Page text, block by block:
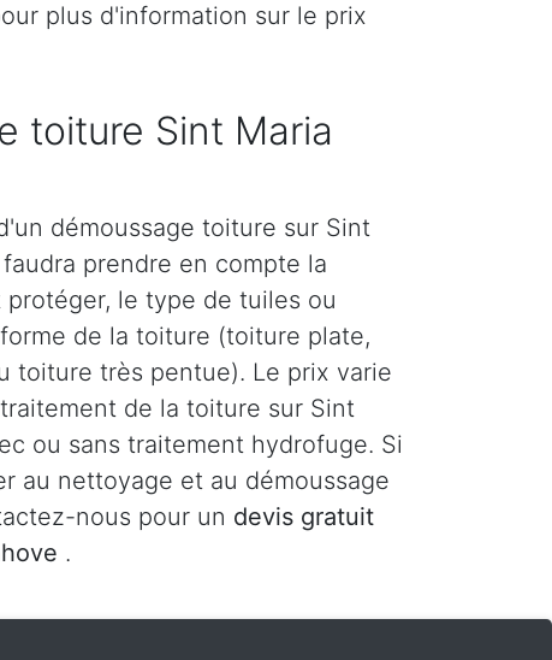
plus d'information sur le prix
toiture Sint Maria
démoussage toiture sur Sint
prendre en compte la
le type de tuiles ou
de la toiture (toiture plate,
toiture très pentue). Le prix varie
de la toiture sur Sint
ou sans traitement hydrofuge. Si
au nettoyage et au démoussage
nous pour un devis gratuit
.